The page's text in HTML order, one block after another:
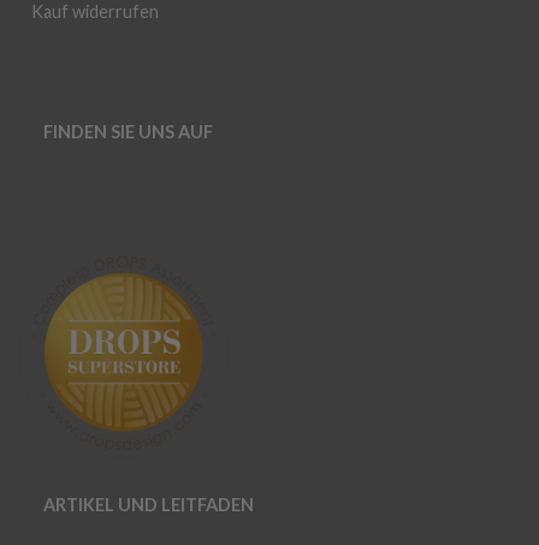
Kauf widerrufen
FINDEN SIE UNS AUF
ARTIKEL UND LEITFADEN